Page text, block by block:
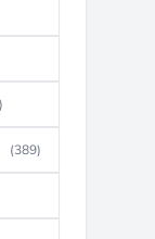
(389)